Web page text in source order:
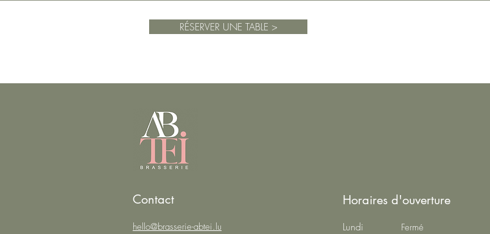
RÉSERVER UNE TABLE >
Contact
hello@brasserie-abtei.lu
Horaires d'ouverture
Lundi
Fermé